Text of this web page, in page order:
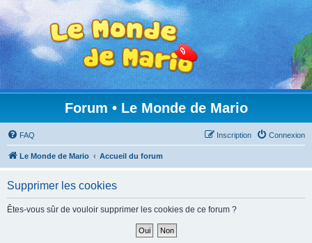
Forum • Le Monde de Mario
FAQ Connexion
Inscription
Le Monde de Mario Accueil du forum
Supprimer les cookies
Êtes-vous sûr de vouloir supprimer les cookies de ce forum ?